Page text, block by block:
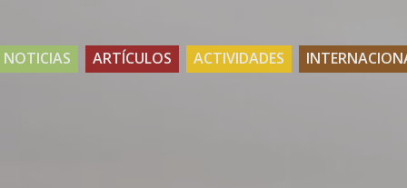
NOTICIAS ARTÍCULOS ACTIVIDADES